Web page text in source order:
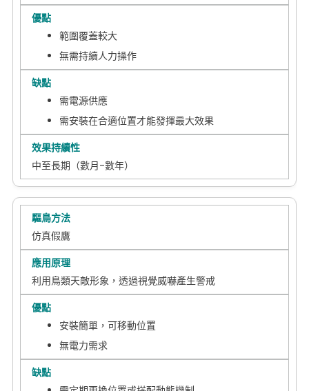
範圍覆蓋較大
無需持續人力操作
需電源供應
需安裝在合適位置才能發揮最大效果
中至長期（數月-數年）
仿真假鷹
利用鳥類天敵形象，透過視覺威嚇產生警戒
安裝簡單，可移動位置
無電力需求